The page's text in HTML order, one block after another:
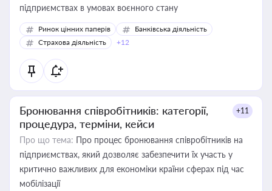
підприємствах в умовах воєнного стану
Ринок цінних паперів
Банківська діяльність
Страхова діяльність
+12
Бронювання співробітників: категорії,
процедура, терміни, кейси
+11
Про що тема: Про процес бронювання співробітників на
підприємствах, який дозволяє забезпечити їх участь у
критично важливих для економіки країни сферах під час
мобілізації